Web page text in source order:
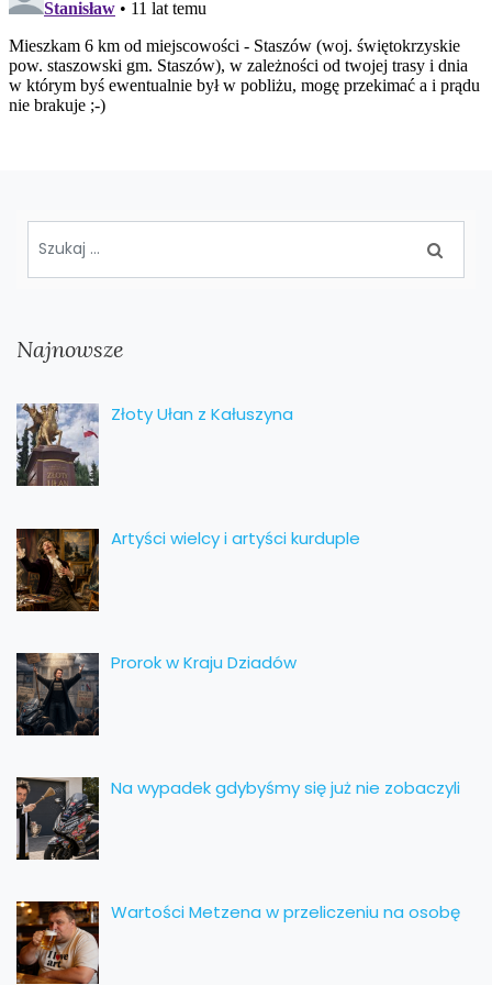
Najnowsze
Złoty Ułan z Kałuszyna
Artyści wielcy i artyści kurduple
Prorok w Kraju Dziadów
Na wypadek gdybyśmy się już nie zobaczyli
Wartości Metzena w przeliczeniu na osobę